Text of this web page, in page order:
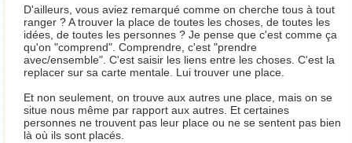
D'ailleurs, vous aviez remarqué comme on cherche tous à tout
ranger ? A trouver la place de toutes les choses, de toutes les
idées, de toutes les personnes ? Je pense que c'est comme ça
qu'on "comprend". Comprendre, c'est "prendre
avec/ensemble". C'est saisir les liens entre les choses. C'est la
replacer sur sa carte mentale. Lui trouver une place.
Et non seulement, on trouve aux autres une place, mais on se
situe nous même par rapport aux autres. Et certaines
personnes ne trouvent pas leur place ou ne se sentent pas bien
là où ils sont placés.